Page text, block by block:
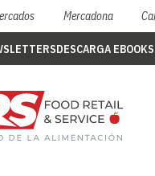
Mercadona
DESCARGA EBOOKS